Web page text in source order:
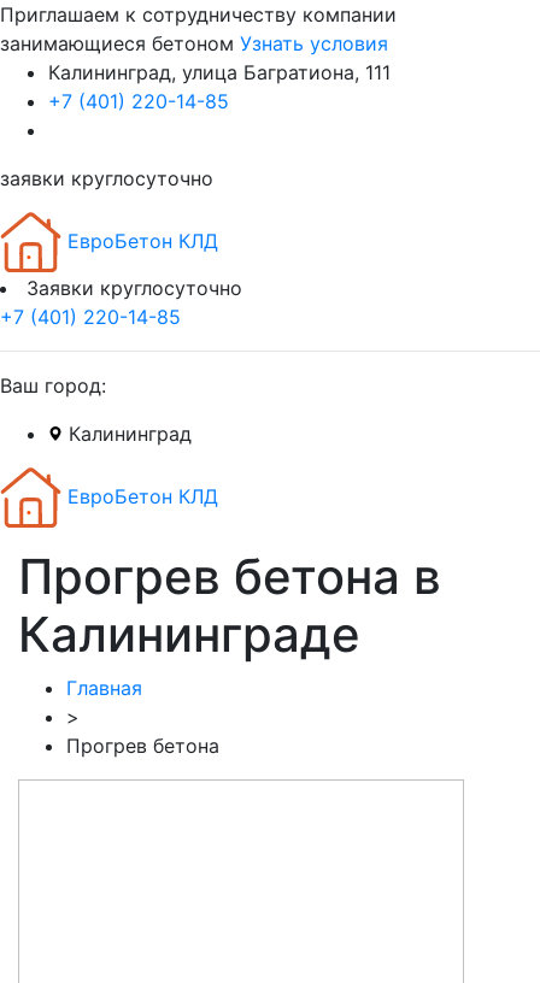
Приглашаем к сотрудничеству компании
занимающиеся бетоном Узнать условия
Калининград, улица Багратиона, 111
+7 (401) 220-14-85
заявки круглосуточно
ЕвроБетон КЛД
Заявки круглосуточно
+7 (401) 220-14-85
Ваш город:
Калининград
ЕвроБетон КЛД
Прогрев бетона в
Калининграде
Главная
>
Прогрев бетона